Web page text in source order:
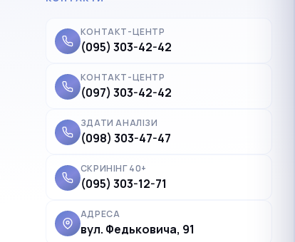
Čeština
КОНТАКТ-ЦЕНТР
(095) 303-42-42
КОНТАКТ-ЦЕНТР
(097) 303-42-42
ЗДАТИ АНАЛІЗИ
(098) 303-47-47
СКРИНІНГ 40+
(095) 303-12-71
АДРЕСА
вул. Федьковича, 91